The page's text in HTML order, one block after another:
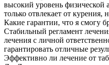
высокий уровень физической
только отвлекает от
Какие гарантии, что я смогу
Стабильный регламент
лечения с личной
гарантировать отличные
Эффективно ли лечение от